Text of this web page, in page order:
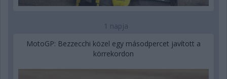
1 napja
MotoGP: Bezzecchi közel egy másodpercet javított a
körrekordon